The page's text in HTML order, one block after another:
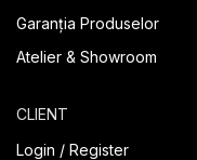
Garanția Produselor
Atelier & Showroom
CLIENT
Login / Register